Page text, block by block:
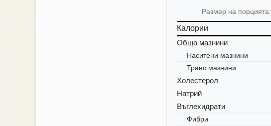
Размер на порцията:
Калории
Общо мазнини
Наситени мазнини
Транс мазнини
Холестерол
Натрий
Въглехидрати
Фибри